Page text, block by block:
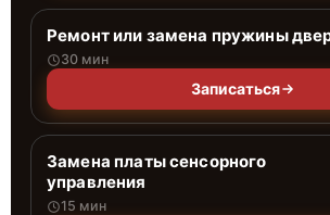
Ремонт или замена пружины
30 мин
Записаться
Замена платы сенсорного
управления
15 мин